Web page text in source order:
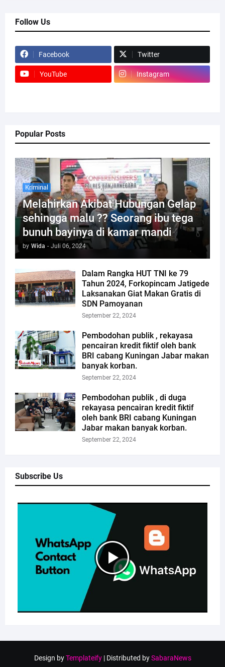
Follow Us
Facebook Twitter
YouTube Instagram
Popular Posts
Kriminal
Melahirkan Akibat Hubungan Gelap
sehingga malu ?? Seorang ibu tega
bunuh bayinya di kamar mandi
by Wida - Juli 06, 2024
Dalam Rangka HUT TNI ke 79
Tahun 2024, Forkopincam Jatigede
Laksanakan Giat Makan Gratis di
SDN Pamoyanan
September 22, 2024
Pembodohan publik , rekayasa
pencairan kredit fiktif oleh bank
BRI cabang Kuningan Jabar makan
banyak korban.
September 22, 2024
Pembodohan publik , di duga
rekayasa pencairan kredit fiktif
oleh bank BRI cabang Kuningan
Jabar makan banyak korban.
September 22, 2024
Subscribe Us
Design byTemplateify| Distributed bySabaraNews